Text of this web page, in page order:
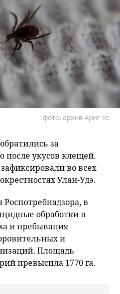
фото: архив Ариг Ус
за
укусов клещей.
во всех
Улан-Удэ.
в
обработки в
и пребывания
и
Площадь
превысила 1770 га.